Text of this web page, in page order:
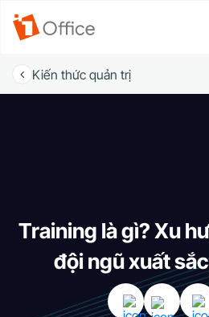
Kiến thức quản trị
Training là gì? Xu
đội ngũ xuất